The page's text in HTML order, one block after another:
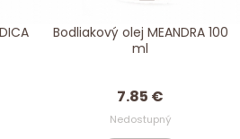
Bodliakový olej MEANDRA 100
ml
7.85 €
Nedostupný